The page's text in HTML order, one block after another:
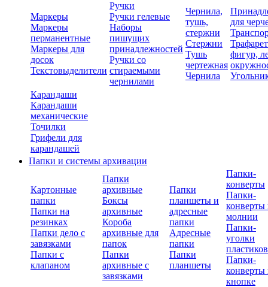
Маркеры
Маркеры
перманентные
Маркеры для
досок
Текстовыделители
Ручки
Ручки гелевые
Наборы
пишущих
принадлежностей
Ручки со
стираемыми
чернилами
Чернила,
тушь,
стержни
Стержни
Тушь
чертежная
Чернила
для
фигур,
Карандаши
Карандаши
механические
Точилки
Грифели для
карандашей
Папки и системы архивации
Картонные
папки
Папки на
резинках
Папки дело с
завязками
Папки с
клапаном
Папки
архивные
Боксы
архивные
Короба
архивные для
папок
Папки
архивные с
завязками
Папки
планшеты и
адресные
папки
Адресные
папки
Папки
планшеты
Папки-
конверты
Папки-
конверты
молнии
Папки-
уголки
Папки-
конверты
кнопке